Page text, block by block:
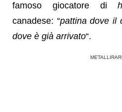
famoso giocatore di
canadese: “pattina dove il
dove è già arrivato“.